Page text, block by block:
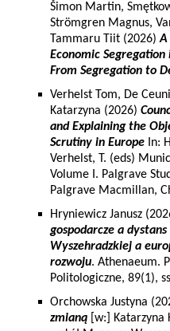
Šimon Martin,
Strömgren Magnus,
Tammaru Tiit (2026)A
Economic
From Segregation to
Verhelst Tom, De
Katarzyna (2026)
and Explaining the
Scrutiny in Europe In:
Verhelst, T. (eds)
Volume I. Palgrave
Palgrave Macmillan,
Hryniewicz Janusz
gospodarcze a
Wyszehradzkiej a
rozwoju. Athenaeum.
Politologiczne, 89(1),
Orchowska Justyna
zmianą [w:] Katarzyna